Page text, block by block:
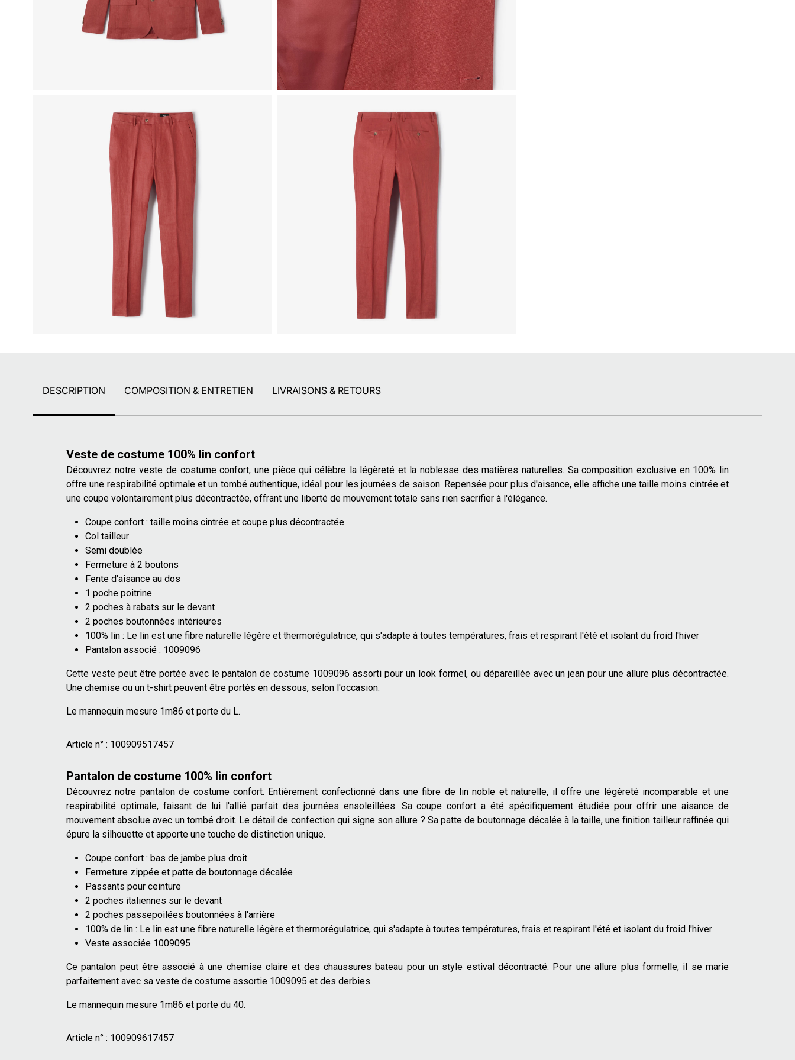
DESCRIPTION COMPOSITION & ENTRETIEN LIVRAISONS & RETOURS
Veste de costume 100% lin confort
Découvrez notre veste de costume confort, une pièce qui célèbre la légèreté et la noblesse des matières naturelles. Sa composition exclusive en 100% lin
offre une respirabilité optimale et un tombé authentique, idéal pour les journées de saison. Repensée pour plus d'aisance, elle affiche une taille moins cintrée et
une coupe volontairement plus décontractée, offrant une liberté de mouvement totale sans rien sacrifier à l'élégance.
Coupe confort : taille moins cintrée et coupe plus décontractée
Col tailleur
Semi doublée
Fermeture à 2 boutons
Fente d'aisance au dos
1 poche poitrine
2 poches à rabats sur le devant
2 poches boutonnées intérieures
100% lin : Le lin est une fibre naturelle légère et thermorégulatrice, qui s'adapte à toutes températures, frais et respirant l'été et isolant du froid l'hiver
Pantalon associé : 1009096
Cette veste peut être portée avec le pantalon de costume 1009096 assorti pour un look formel, ou dépareillée avec un jean pour une allure plus décontractée.
Une chemise ou un t-shirt peuvent être portés en dessous, selon l'occasion.
Le mannequin mesure 1m86 et porte du L.
Article n° : 100909517457
Pantalon de costume 100% lin confort
Découvrez notre pantalon de costume confort. Entièrement confectionné dans une fibre de lin noble et naturelle, il offre une légèreté incomparable et une
respirabilité optimale, faisant de lui l'allié parfait des journées ensoleillées. Sa coupe confort a été spécifiquement étudiée pour offrir une aisance de
mouvement absolue avec un tombé droit. Le détail de confection qui signe son allure ? Sa patte de boutonnage décalée à la taille, une finition tailleur raffinée qui
épure la silhouette et apporte une touche de distinction unique.
Coupe confort : bas de jambe plus droit
Fermeture zippée et patte de boutonnage décalée
Passants pour ceinture
2 poches italiennes sur le devant
2 poches passepoilées boutonnées à l'arrière
100% de lin : Le lin est une fibre naturelle légère et thermorégulatrice, qui s'adapte à toutes températures, frais et respirant l'été et isolant du froid l'hiver
Veste associée 1009095
Ce pantalon peut être associé à une chemise claire et des chaussures bateau pour un style estival décontracté. Pour une allure plus formelle, il se marie
parfaitement avec sa veste de costume assortie 1009095 et des derbies.
Le mannequin mesure 1m86 et porte du 40.
Article n° : 100909617457